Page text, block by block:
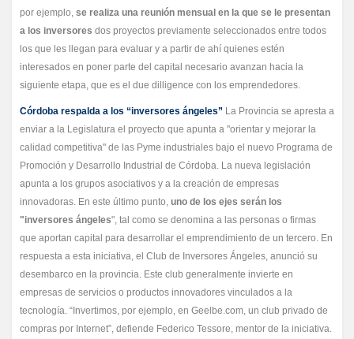
por ejemplo, se realiza una reunión mensual en la que se le presentan
a los inversores dos proyectos previamente seleccionados entre todos
los que les llegan para evaluar y a partir de ahí quienes estén
interesados en poner parte del capital necesario avanzan hacia la
siguiente etapa, que es el due dilligence con los emprendedores.
Córdoba respalda a los “inversores ángeles” La Provincia se apresta a
enviar a la Legislatura el proyecto que apunta a "orientar y mejorar la
calidad competitiva" de las Pyme industriales bajo el nuevo Programa de
Promoción y Desarrollo Industrial de Córdoba. La nueva legislación
apunta a los grupos asociativos y a la creación de empresas
innovadoras. En este último punto, uno de los ejes serán los
"inversores ángeles", tal como se denomina a las personas o firmas
que aportan capital para desarrollar el emprendimiento de un tercero. En
respuesta a esta iniciativa, el Club de Inversores Ángeles, anunció su
desembarco en la provincia. Este club generalmente invierte en
empresas de servicios o productos innovadores vinculados a la
tecnología. “Invertimos, por ejemplo, en Geelbe.com, un club privado de
compras por Internet”, defiende Federico Tessore, mentor de la iniciativa.